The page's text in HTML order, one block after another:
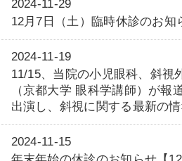
2024-11-29
12月7日（土）臨時休診のお知
2024-11-19
11/15、当院の小児眼科、斜視
（京都大学 眼科学講師）が報
出演し、斜視に関する最新の情
2024-11-15